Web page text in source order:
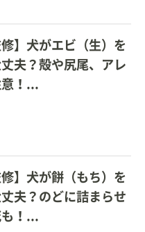
修】犬がエビ（生）を
夫？殻や尻尾、アレ
意！...
修】犬が餅（もち）を
夫？のどに詰まらせ
も！...